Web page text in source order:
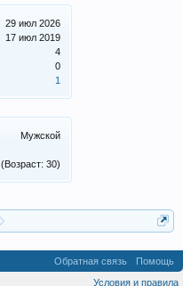
29 июл 2026
17 июл 2019
4
0
1
Мужской
(Возраст: 30)
Обратная связь
Помощь
Условия и правила